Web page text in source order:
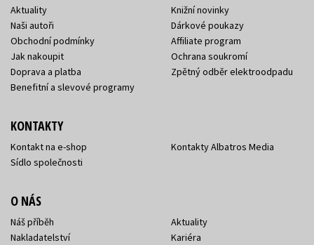
Aktuality
Naši autoři
Obchodní podmínky
Jak nakoupit
Doprava a platba
Benefitní a slevové programy
Knižní novinky
Dárkové poukazy
Affiliate program
Ochrana soukromí
Zpětný odběr elektroodpadu
KONTAKTY
Kontakt na e-shop
Sídlo společnosti
Kontakty Albatros Media
O NÁS
Náš příběh
Nakladatelství
Aktuality
Kariéra